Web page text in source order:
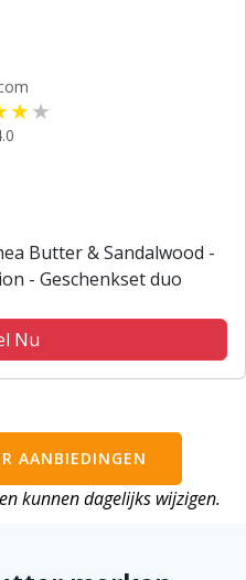
Butter & Sandalwood -
- Geschenkset duo
Nu
AANBIEDINGEN
kunnen dagelijks wijzigen.